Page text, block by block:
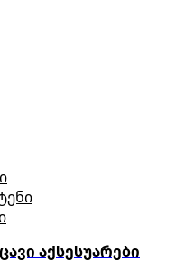
აქსესუარები